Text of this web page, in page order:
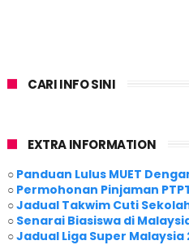
CARI INFO SINI
EXTRA INFORMATION
○ Panduan Lulus MUET
○ Permohonan Pinjaman
○Jadual Takwim Cuti
○ Senarai Biasiswa di
○Jadual Liga Super Malaysia